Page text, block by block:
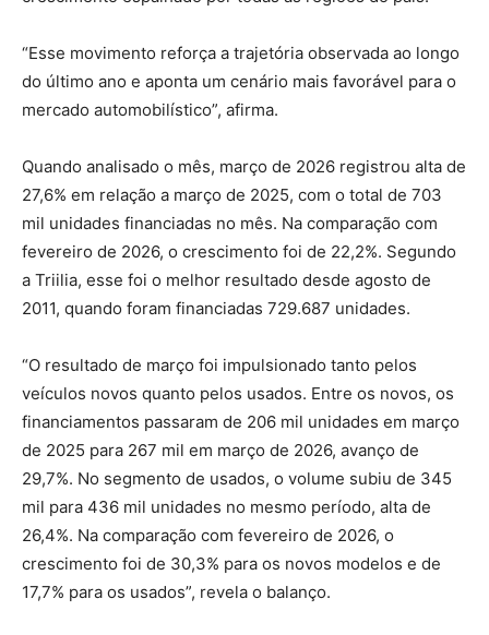
“Esse movimento reforça a trajetória observada ao longo
do último ano e aponta um cenário mais favorável para o
mercado automobilístico”, afirma.
Quando analisado o mês, março de 2026 registrou alta de
27,6% em relação a março de 2025, com o total de 703
mil unidades financiadas no mês. Na comparação com
fevereiro de 2026, o crescimento foi de 22,2%. Segundo
a Triilia, esse foi o melhor resultado desde agosto de
2011, quando foram financiadas 729.687 unidades.
“O resultado de março foi impulsionado tanto pelos
veículos novos quanto pelos usados. Entre os novos, os
financiamentos passaram de 206 mil unidades em março
de 2025 para 267 mil em março de 2026, avanço de
29,7%. No segmento de usados, o volume subiu de 345
mil para 436 mil unidades no mesmo período, alta de
26,4%. Na comparação com fevereiro de 2026, o
crescimento foi de 30,3% para os novos modelos e de
17,7% para os usados”, revela o balanço.